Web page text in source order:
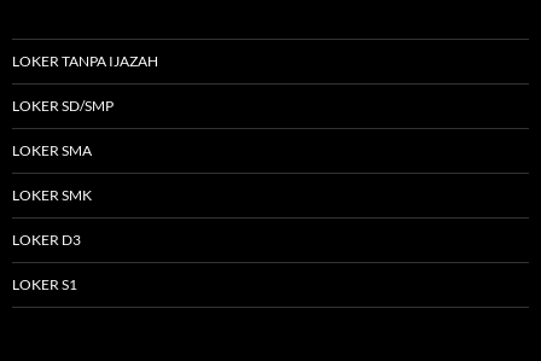
LOKER TANPA IJAZAH
LOKER SD/SMP
LOKER SMA
LOKER SMK
LOKER D3
LOKER S1